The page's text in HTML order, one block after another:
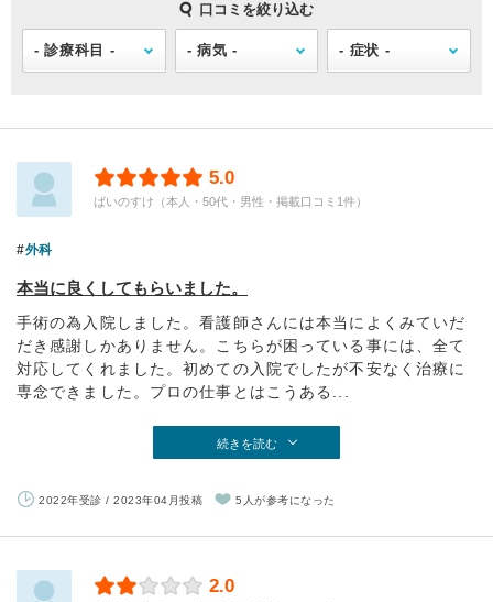
口コミを絞り込む
5.0
ばいのすけ（本人・50代・男性・掲載口コミ1件）
外科
本当に良くしてもらいました。
手術の為入院しました。看護師さんには本当によくみていだ
だき感謝しかありません。こちらが困っている事には、全て
対応してくれました。初めての入院でしたが不安なく治療に
専念できました。プロの仕事とはこうある...
続きを読む
2022年受診 / 2023年04月投稿 5人が参考になった
2.0